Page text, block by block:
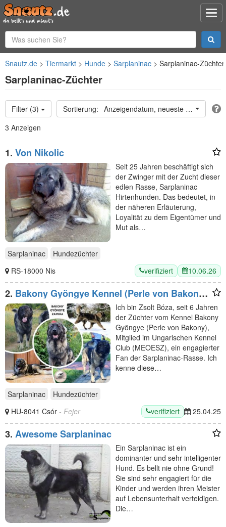
Snautz.de Tiermarkt Hunde Sarplaninac Sarplaninac-Züchter
Sarplaninac-Züchter
Filter (3)
Anzeigendatum, neueste oben
3 Anzeigen
1. Von Nikolic
Seit 25 Jahren beschäftigt sich
der Zwinger mit der Zucht dieser
edlen Rasse, Sarplaninac
Hirtenhunden. Das bedeutet, in
der näheren Erläuterung,
Loyalität zu dem Eigentümer und
Mut als…
Sarplaninac
Hundezüchter
RS-18000 Nis
verifiziert 10.06.26
2. Bakony Gyöngye Kennel (Perle von Bakony
Kennel)
Ich bin Zsolt Bóza, seit 6 Jahren
der Züchter vom Kennel Bakony
Gyöngye (Perle von Bakony),
Mitglied im Ungarischen Kennel
Club (MEOESZ), ein engagierter
Fan der Sarplaninac-Rasse. Ich
kenne diese…
Sarplaninac
Hundezüchter
HU-8041 Csór - Fejer verifiziert 25.04.25
3. Awesome Sarplaninac
Ein Sarplaninac ist ein
dominanter und sehr intelligenter
Hund. Es bellt nie ohne Grund!
Sie sind sehr engagiert für die
Kinder und werden ihren Meister
auf Lebensunterhalt verteidigen.
Die…